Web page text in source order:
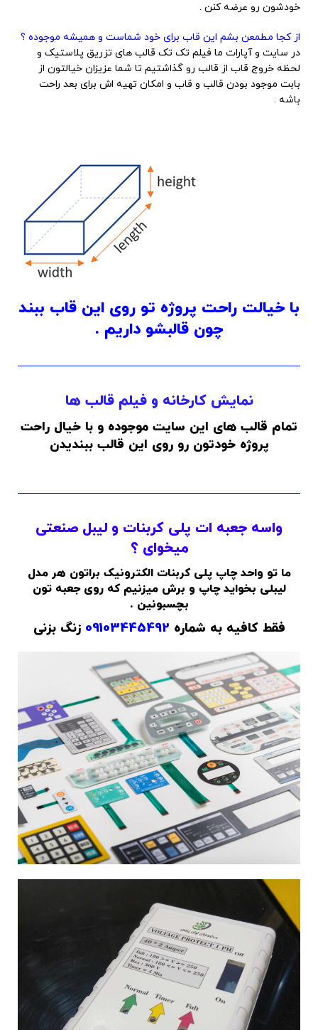
خودشون رو عرضه کنن .
از کجا مطمعن بشم این قاب برای خود شماست و همیشه موجوده ؟
در سایت و آپارات ما فیلم تک تک قالب های تزریق پلاستیک و
لحظه خروج قاب از قالب رو گذاشتیم تا شما عزیزان خیالتون از
بابت موجود بودن قالب و قاب و امکان تهیه اش برای بعد راحت
باشه .
با خیالت راحت پروژه تو روی این قاب ببند
چون قالبشو داریم .
نمایش کارخانه و فیلم قالب ها
تمام قالب های این سایت موجوده و با خیال راحت
پروژه خودتون رو روی این قالب ببندیدن
واسه جعبه ات پلی کربنات و لیبل صنعتی
میخوای ؟
ما تو واحد چاپ پلی کربنات الکترونیک براتون هر مدل
لیبلی بخواید چاپ و برش میزنیم که روی جعبه تون
بچسبونین .
فقط کافیه به شماره 09103445492 زنگ بزنی